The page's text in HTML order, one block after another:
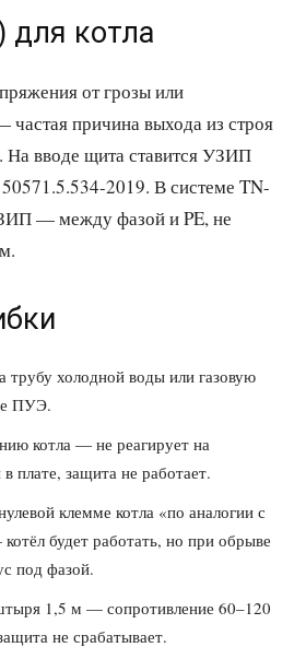
котла
от грозы или
частая причина выхода из строя
На вводе щита ставится УЗИП
2019. В системе TN-
— между фазой и PE, не
трубу холодной воды или газовую
ПУЭ.
котла — не реагирует на
плате, защита не работает.
клемме котла «по аналогии с
будет работать, но при обрыве
под фазой.
1,5 м — сопротивление 60–120
не срабатывает.